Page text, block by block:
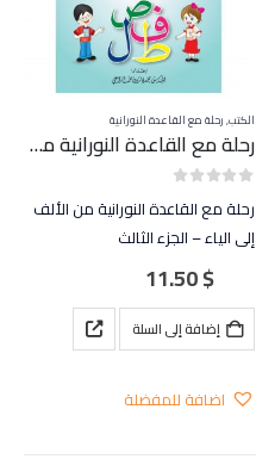
الكتب,رحلة مع القاعدة النورانية
رحلة مع القاعدة النورانية من الألف إلى الياء – الجزء الثالث
رحلة مع القاعدة النورانية من الألف
إلى الياء – الجزء الثالث
يستكمل هذا الكتاب سلسلة الرحلة
التعليمية المميزة للبراعم الصغار
أساسيات اللغة العربية
كما يقدم لهم جزء جديد في تعلّم
11.50$
إضافة إلى السلة
اضافة للمفضلة